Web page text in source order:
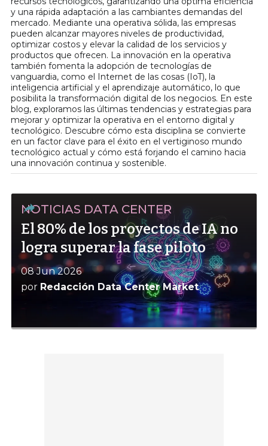
y una rápida adaptación a las cambiantes demandas del
mercado. Mediante una operativa sólida, las empresas
pueden alcanzar mayores niveles de productividad,
optimizar costos y elevar la calidad de los servicios y
productos que ofrecen. La innovación en la operativa
también fomenta la adopción de tecnologías de
vanguardia, como el Internet de las cosas (IoT), la
inteligencia artificial y el aprendizaje automático, lo que
posibilita la transformación digital de los negocios. En este
blog, exploramos las últimas tendencias y estrategias para
mejorar y optimizar la operativa en el entorno digital y
tecnológico. Descubre cómo esta disciplina se convierte
en un factor clave para el éxito en el vertiginoso mundo
tecnológico actual y cómo está forjando el camino hacia
una innovación continua y sostenible.
NOTICIAS DATA CENTER
El 80% de los proyectos de IA no
logra superar la fase piloto
08 Jun 2026
por Redacción Data Center Market